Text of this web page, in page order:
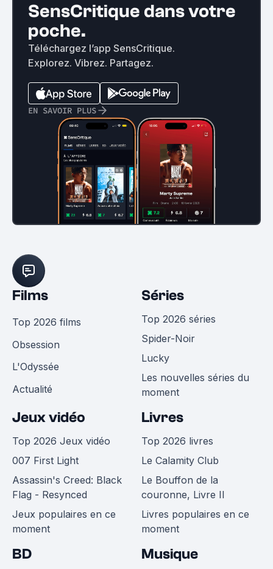
SensCritique dans votre
poche.
Téléchargez l’app SensCritique.
Explorez. Vibrez. Partagez.
EN SAVOIR PLUS
Films
Top 2026 films
Obsession
L'Odyssée
Actualité
Séries
Top 2026 séries
Spider-Noir
Lucky
Les nouvelles séries du
moment
Jeux vidéo
Top 2026 Jeux vidéo
007 First Light
Assassin's Creed: Black
Flag - Resynced
Jeux populaires en ce
moment
Livres
Top 2026 livres
Le Calamity Club
Le Bouffon de la
couronne, Livre II
Livres populaires en ce
moment
BD Musique